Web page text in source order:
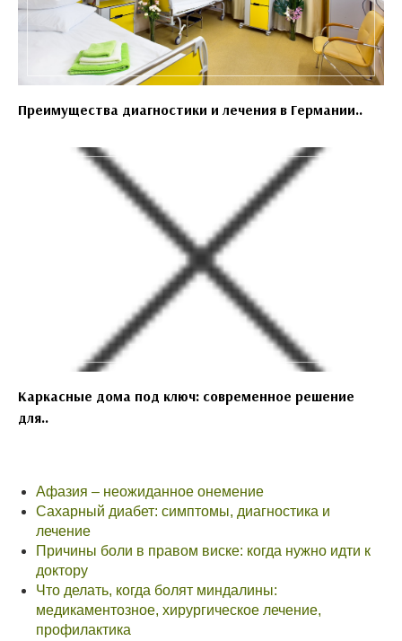
Преимущества диагностики и лечения в Германии..
Каркасные дома под ключ: современное решение
для..
Афазия – неожиданное онемение
Сахарный диабет: симптомы, диагностика и
лечение
Причины боли в правом виске: когда нужно идти к
доктору
Что делать, когда болят миндалины:
медикаментозное, хирургическое лечение,
профилактика